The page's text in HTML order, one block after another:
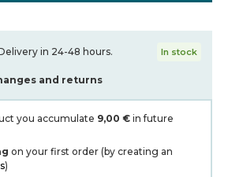
in 24-48 hours. In stock
and returns
you accumulate 9,00 € in future
on your first order (by creating an
)